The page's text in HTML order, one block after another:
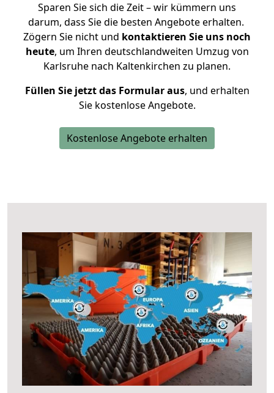
Sparen Sie sich die Zeit – wir kümmern uns
darum, dass Sie die besten Angebote erhalten.
Zögern Sie nicht und kontaktieren Sie uns noch
heute, um Ihren deutschlandweiten Umzug von
Karlsruhe nach Kaltenkirchen zu planen.
Füllen Sie jetzt das Formular aus, und erhalten
Sie kostenlose Angebote.
Kostenlose Angebote erhalten